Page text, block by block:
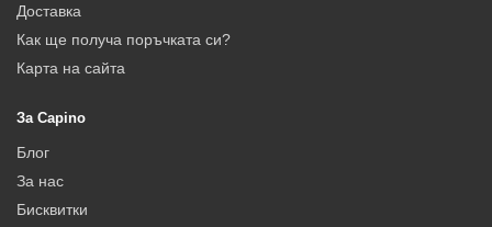
Доставка
Как ще получа поръчката си?
Карта на сайта
За Capino
Блог
За нас
Бисквитки